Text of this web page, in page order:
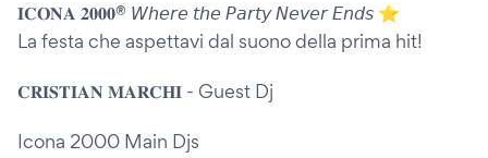
𝐈𝐂𝐎𝐍𝐀 𝟐𝟎𝟎𝟎®️ 𝘞𝘩𝘦𝘳𝘦 𝘵𝘩𝘦 𝘗𝘢𝘳𝘵𝘺 𝘕𝘦𝘷𝘦𝘳 𝘌𝘯𝘥𝘴 ⭐
La festa che aspettavi dal suono della prima hit!
𝐂𝐑𝐈𝐒𝐓𝐈𝐀𝐍 𝐌𝐀𝐑𝐂𝐇𝐈 - Guest Dj
Icona 2000 Main Djs